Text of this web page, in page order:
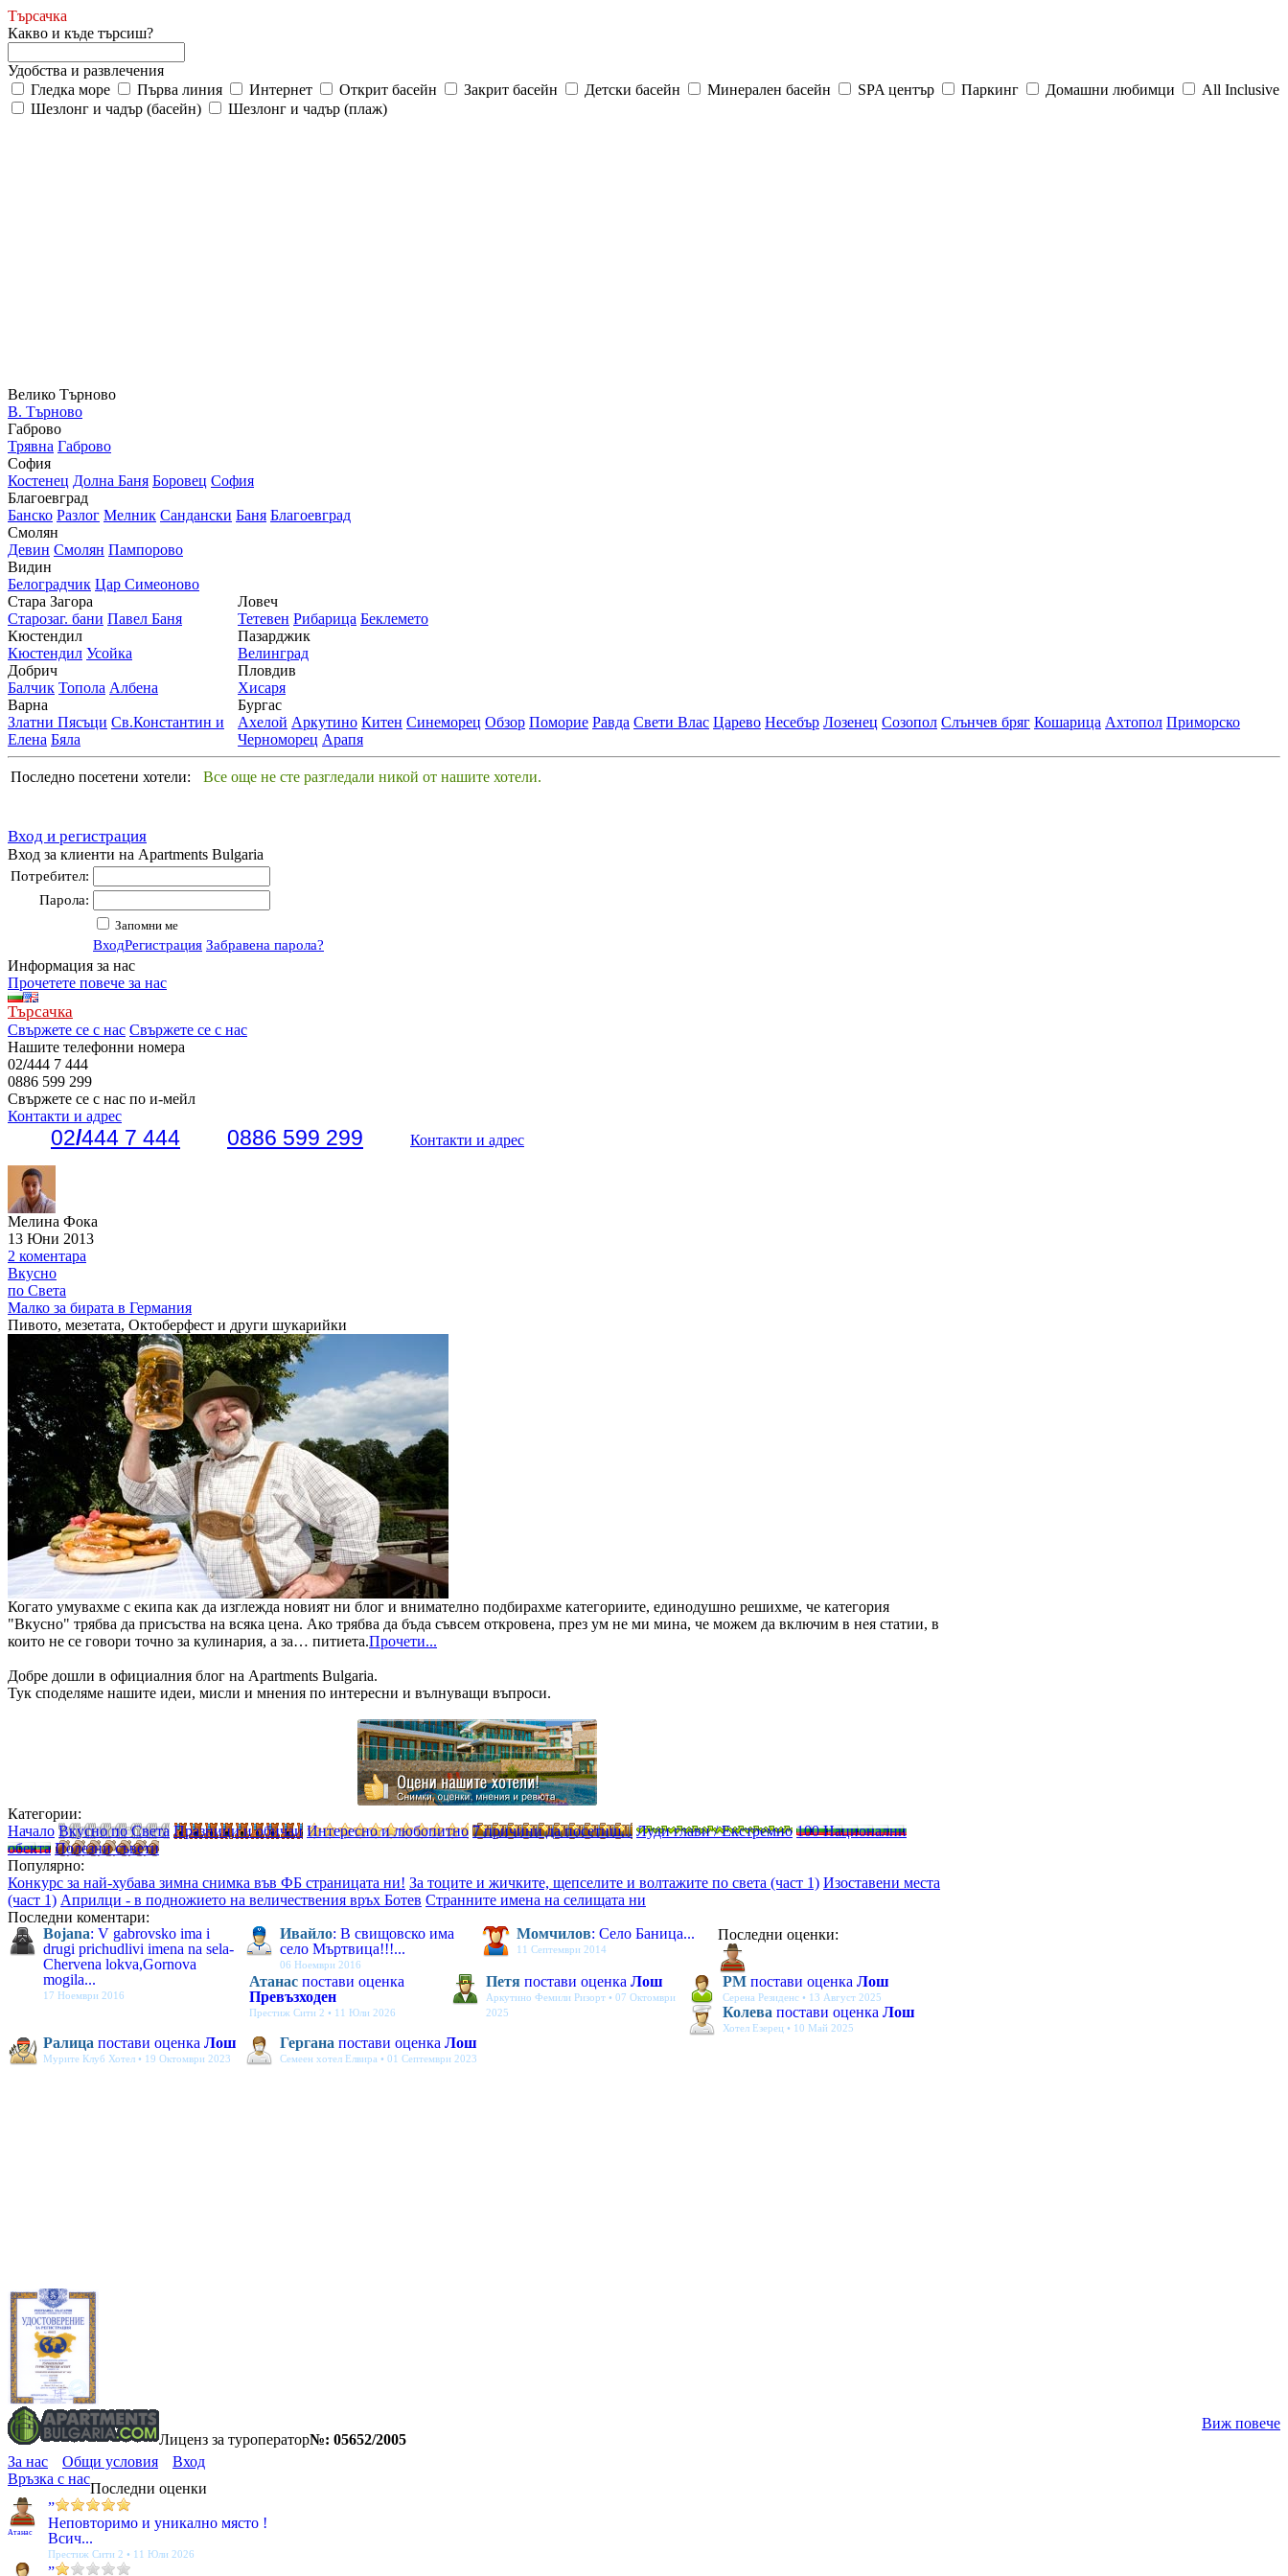
Търсачка
Какво и къде търсиш?
Удобства и развлечения
Гледка море
Първа линия Интернет Открит басейн Закрит басейн Детски басейн Минерален басейн SPA център Паркинг Домашни любимци
All Inclusive
Шезлонг и чадър (басейн)
Шезлонг и чадър (плаж)
Велико Търново
В. Търново
Габрово
Трявна Габрово
София
Костенец Долна Баня Боровец София
Благоевград
Банско Разлог Мелник Сандански Баня Благоевград
Смолян
Девин Смолян Пампорово
Видин
Белоградчик Цар Симеоново
Стара Загора
Старозаг. бани Павел Баня
Кюстендил
Кюстендил Усойка
Добрич
Балчик Топола Албена
Варна
Златни Пясъци Св.Константин и
Елена Бяла
Ловеч
Тетевен Рибарица Беклемето
Пазарджик
Велинград
Пловдив
Хисаря
Бургас
Ахелой Аркутино Китен Синеморец Обзор Поморие Равда Свети Влас Царево Несебър Лозенец Созопол Слънчев бряг Кошарица Ахтопол Приморско
Черноморец Арапя
Последно посетени хотели: Все още не сте разгледали никой от нашите хотели.
Вход и регистрация
Вход за клиенти на Apartments Bulgaria
Потребител:
Парола:
Запомни ме
ВходРегистрация Забравена парола?
Информация за нас
Прочетете повече за нас
Търсачка
Свържете се с нас Свържете се с нас
Нашите телефонни номера
02/444 7 444
0886 599 299
Свържете се с нас по и-мейл
Контакти и адрес
02/444 7 444 0886 599 299 Контакти и адрес
Мелина Фока
13 Юни 2013
2 коментара
Вкусно
по Света
Малко за бирата в Германия
Пивото, мезетата, Октоберфест и други шукарийки
Когато умувахме с екипа как да изглежда новият ни блог и внимателно подбирахме категориите, единодушно решихме, че категория
"Вкусно" трябва да присъства на всяка цена. Ако трябва да бъда съвсем откровена, през ум не ми мина, че можем да включим в нея статии, в
които не се говори точно за кулинария, а за… питиета.Прочети...
Добре дошли в официалния блог на Apartments Bulgaria.
Тук споделяме нашите идеи, мисли и мнения по интересни и вълнуващи въпроси.
Категории:
Начало Вкусно по Света Празници и обичаи Интересно и любопитно 7 причини да посетиш... Луди глави / Екстремно 100 Национални
обекта Полезни съвети
Популярно:
Конкурс за най-хубава зимна снимка във ФБ страницата ни! За тоците и жичките, щепселите и волтажите по света (част 1) Изоставени места
(част 1) Априлци - в подножието на величествения връх Ботев Странните имена на селищата ни
Последни коментари:
Bojana: V gabrovsko ima i
drugi prichudlivi imena na sela-
Chervena lokva,Gornova
mogila...
17 Ноември 2016
Ивайло: В свищовско има
село Мъртвица!!!...
06 Ноември 2016
Момчилов: Село Баница...
11 Септември 2014
Последни оценки:
Атанас постави оценка
Превъзходен
Престиж Сити 2 • 11 Юли 2026
Петя постави оценка Лош
Аркутино Фемили Ризорт • 07 Октомври
2025
PM постави оценка Лош
Серена Резиденс • 13 Август 2025
Колева постави оценка Лош
Хотел Езерец • 10 Май 2025
Ралица постави оценка Лош
Мурите Клуб Хотел • 19 Октомври 2023
Гергана постави оценка Лош
Семеен хотел Елвира • 01 Септември 2023
Лиценз за туроператор№: 05652/2005
Виж повече
За нас Общи условия
Вход
Връзка с нас
Последни оценки
Атанас
”
Неповторимо и уникално място !
Всич...
Престиж Сити 2 • 11 Юли 2026
”